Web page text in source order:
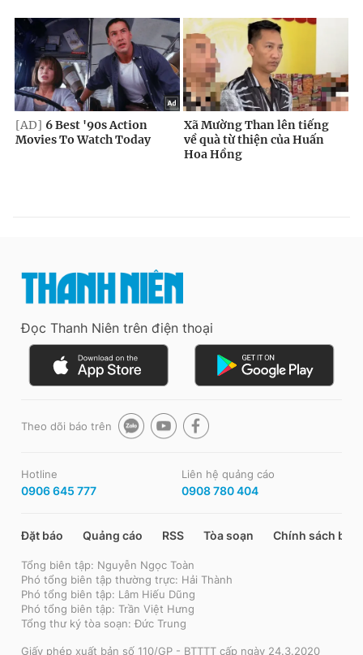
Đọc Thanh Niên trên điện thoại
Theo dõi báo trên
Hotline
0906 645 777
Liên hệ quảng cáo
0908 780 404
Đặt báo Quảng cáo RSS Tòa soạn Chính sách bảo
Tổng biên tập: Nguyễn Ngọc Toàn
Phó tổng biên tập thường trực: Hải Thành
Phó tổng biên tập: Lâm Hiếu Dũng
Phó tổng biên tập: Trần Việt Hưng
Tổng thư ký tòa soạn: Đức Trung
Giấy phép xuất bản số 110/GP - BTTTT cấp ngày 24.3.2020